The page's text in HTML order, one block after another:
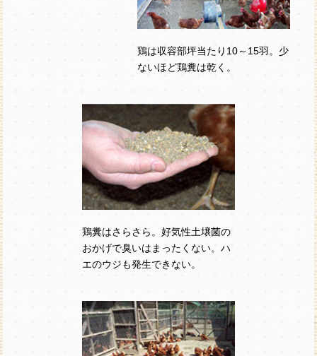
鶏は収容部坪当たり10～15羽。少
ないほど鶏糞は乾く。
鶏糞はさらさら。好気性土壌菌の
おかげで臭いはまったくない。ハ
エのウジも発生できない。